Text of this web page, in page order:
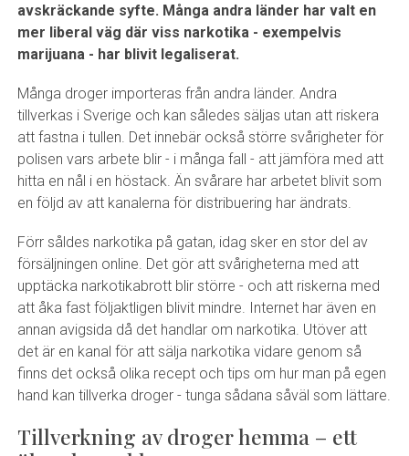
avskräckande syfte. Många andra länder har valt en
mer liberal väg där viss narkotika - exempelvis
marijuana - har blivit legaliserat.
Många droger importeras från andra länder. Andra
tillverkas i Sverige och kan således säljas utan att riskera
att fastna i tullen. Det innebär också större svårigheter för
polisen vars arbete blir - i många fall - att jämföra med att
hitta en nål i en höstack. Än svårare har arbetet blivit som
en följd av att kanalerna för distribuering har ändrats.
Förr såldes narkotika på gatan, idag sker en stor del av
försäljningen online. Det gör att svårigheterna med att
upptäcka narkotikabrott blir större - och att riskerna med
att åka fast följaktligen blivit mindre. Internet har även en
annan avigsida då det handlar om narkotika. Utöver att
det är en kanal för att sälja narkotika vidare genom så
finns det också olika recept och tips om hur man på egen
hand kan tillverka droger - tunga sådana såväl som lättare.
Tillverkning av droger hemma – ett